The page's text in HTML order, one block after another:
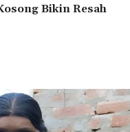
Bikin Resah